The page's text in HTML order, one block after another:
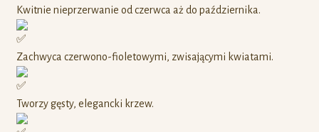
Kwitnie nieprzerwanie od czerwca aż do października.
Zachwyca czerwono-fioletowymi, zwisającymi kwiatami.
Tworzy gęsty, elegancki krzew.